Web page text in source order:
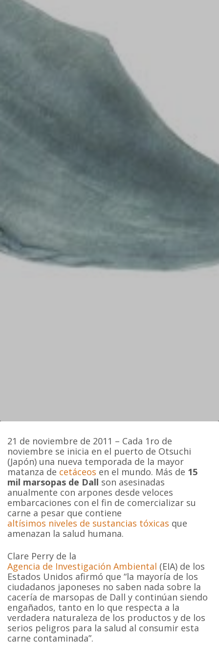
21 de noviembre de 2011 – Cada 1ro de
noviembre se inicia en el puerto de Otsuchi
(Japón) una nueva temporada de la mayor
matanza de cetáceos en el mundo. Más de 15
mil marsopas de Dall son asesinadas
anualmente con arpones desde veloces
embarcaciones con el fin de comercializar su
carne a pesar que contiene
altísimos niveles de sustancias tóxicas que
amenazan la salud humana.
Clare Perry de la
Agencia de Investigación Ambiental (EIA) de los
Estados Unidos afirmó que “la mayoría de los
ciudadanos japoneses no saben nada sobre la
cacería de marsopas de Dall y continúan siendo
engañados, tanto en lo que respecta a la
verdadera naturaleza de los productos y de los
serios peligros para la salud al consumir esta
carne contaminada”.